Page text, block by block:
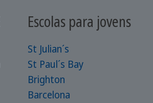
Escolas para jovens
St Julian´s
St Paul´s Bay
Brighton
Barcelona